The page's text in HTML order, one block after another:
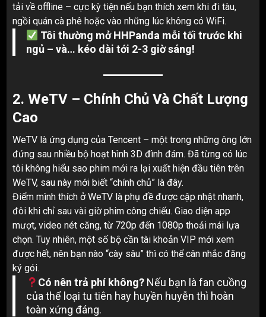
tải về offline – cực kỳ tiện nếu bạn thích xem khi đi tàu,
ngồi quán cà phê hoặc vào những lúc không có WiFi.
Tôi thường mở HHPanda mỗi tối trước khi
ngủ – và… kéo dài tới 2-3 giờ sáng!
2. WeTV – Chính Chủ Và Chất Lượng
Cao
WeTV là ứng dụng của Tencent – một trong những ông lớn
đứng sau nhiều bộ hoạt hình 3D đình đám. Đã từng có lúc
tôi không hiểu sao phim mới ra lại xuất hiện đầu tiên trên
WeTV, sau này mới biết “chính chủ” là đây.
Điểm mình thích ở WeTV là phụ đề được cập nhật nhanh,
đôi khi chỉ sau vài giờ phim công chiếu. Giao diện app
mượt, video nét căng, từ 720p đến 1080p thoải mái lựa
chọn. Tuy nhiên, một số bộ cần tài khoản VIP mới xem
được hết, nên bạn nào “cày sâu” thì có thể cân nhắc đăng
ký gói.
Có nên trả phí không? Nếu bạn là fan cuồng
của thể loại tu tiên hay huyền huyễn thì hoàn
toàn xứng đáng.